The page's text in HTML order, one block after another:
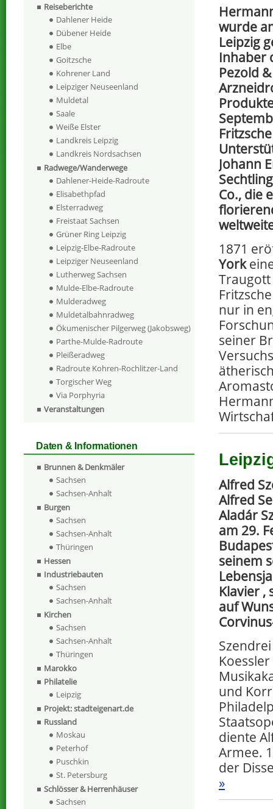
wurde
Leipzig
Inhaber
Pezold
Johann
Co., die
1871
York
nur in
seiner
Alfred
Alfred
Aladár
am 29.
seinem
Klavier ,
auf
und
diente
Armee.
der
»
Reiseberichte
Dahlener Heide
Dübener Heide
Elbe
Goitzsche
Kohrener Land
Leipziger Neuseenland
Muldetal
Saale
Weiße Elster
Landkreis Leipzig
Landkreis Nordsachsen
Radwege/Wanderwege
Dahlener-Heide-Radroute
Elisabethpfad
Elsterradweg
Freistaat Sachsen
Grüner Ring Leipzig
Leipzig-Elbe-Radroute
Leipziger Neuseenland
Lutherweg Sachsen
Mulde-Elbe-Radroute
Mulderadweg
Muldetalbahnradweg
Ökumenischer Pilgerweg (Jakobsweg)
Parthe-Mulde-Radroute
Pleißeradweg
Radroute Kohren-Rochlitzer-Land
Torgischer Weg
Via Porphyria
Veranstaltungen
Daten & Informationen
Brunnen & Denkmäler
Sachsen
Sachsen-Anhalt
Burgen
Sachsen
Sachsen-Anhalt
Thüringen
Hessen
Industriebauten
Sachsen
Sachsen-Anhalt
Kirchen
Sachsen
Sachsen-Anhalt
Thüringen
Marokko
Philatelie
Leipzig
Projekt: stadteigenart.de
Russland
Moskau
Peterhof
Puschkin
St. Petersburg
Schlösser & Herrenhäuser
Sachsen